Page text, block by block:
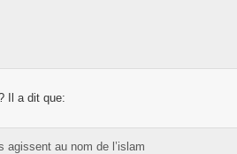
Il a dit que:
agissent au nom de l’islam